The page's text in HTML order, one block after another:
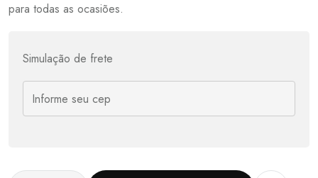
para todas as ocasiões.
Simulação de frete